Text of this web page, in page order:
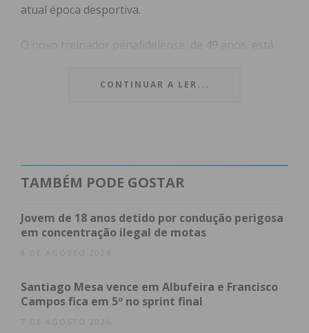
atual época desportiva.
O novo treinador penafidelense, de 49 anos, está
decorrer da presente temporada com apenas
Espinho, Aliados de Lordelo, Paredes, Fiães e
Filipe Rocha sucede a Pedro Ribeiro, cujo
contrato
foi rescindido por acordo mútuo
a Taça de Portugal e para o campeonato com o
Feirense (2-1) e o F. C. Porto B (3-1). Com 23 pontos,
resultante de nove vitórias, cinco empates e cinco
CONTINUAR A LER...
TAMBÉM PODE GOSTAR
Jovem de 18 anos detido por condução perigosa
em concentração ilegal de motas
8 DE AGOSTO 2026
Santiago Mesa vence em Albufeira e Francisco
Campos fica em 5º no sprint final
7 DE AGOSTO 2026